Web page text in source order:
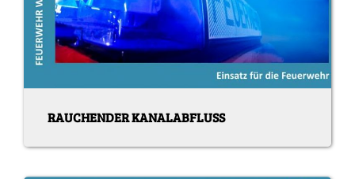
RAUCHENDER KANALABFLUSS